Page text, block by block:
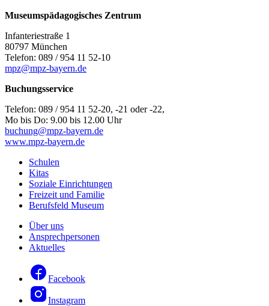
Museumspädagogisches Zentrum
Infanteriestraße 1
80797 München
Telefon: 089 / 954 11 52-10
mpz@mpz-bayern.de
Buchungsservice
Telefon: 089 / 954 11 52-20, -21 oder -22,
Mo bis Do: 9.00 bis 12.00 Uhr
buchung@mpz-bayern.de
www.mpz-bayern.de
Schulen
Kitas
Soziale Einrichtungen
Freizeit und Familie
Berufsfeld Museum
Über uns
Ansprechpersonen
Aktuelles
Facebook
Instagram